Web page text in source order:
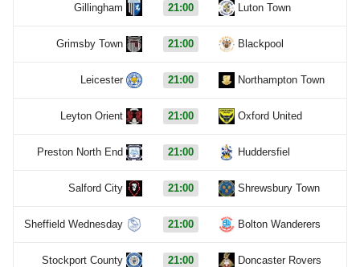
Gillingham 21:00 Luton Town
Grimsby Town 21:00 Blackpool
Leicester 21:00 Northampton Town
Leyton Orient 21:00 Oxford United
Preston North End 21:00 Huddersfiel
Salford City 21:00 Shrewsbury Town
Sheffield Wednesday 21:00 Bolton Wanderers
Stockport County 21:00 Doncaster Rovers